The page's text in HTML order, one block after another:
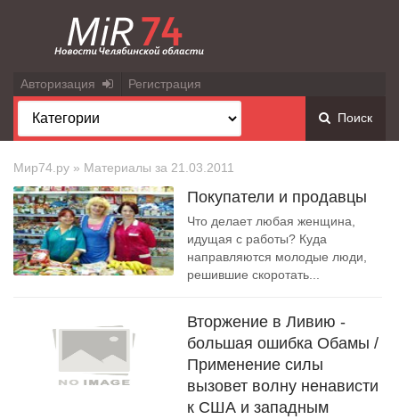
Авторизация Регистрация
Поиск
Мир74.ру » Материалы за 21.03.2011
Покупатели и продавцы
Что делает любая женщина,
идущая с работы? Куда
направляются молодые люди,
решившие скоротать...
Вторжение в Ливию -
большая ошибка Обамы /
Применение силы
вызовет волну ненависти
к США и западным